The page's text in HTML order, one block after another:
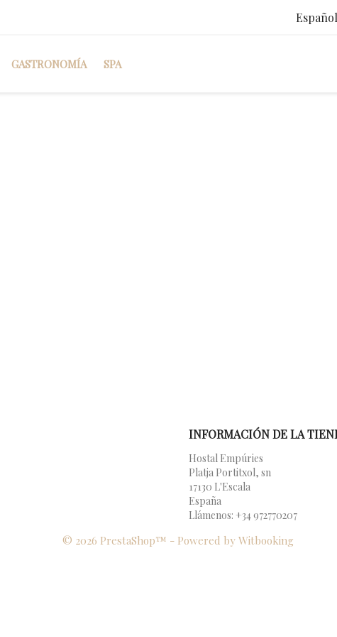
Español
GASTRONOMÍA SPA
INFORMACIÓN DE LA
Hostal Empúries
Platja Portitxol, sn
17130 L'Escala
España
Llámenos: +34 972770207
© 2026 PrestaShop™ - Powered by Witbooking